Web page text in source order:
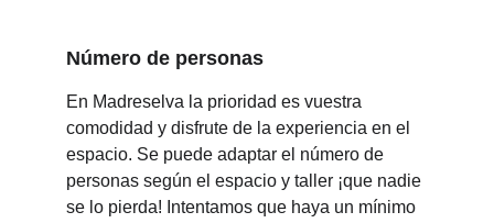
Número de personas
En Madreselva la prioridad es vuestra
comodidad y disfrute de la experiencia en el
espacio. Se puede adaptar el número de
personas según el espacio y taller ¡que nadie
se lo pierda! Intentamos que haya un mínimo